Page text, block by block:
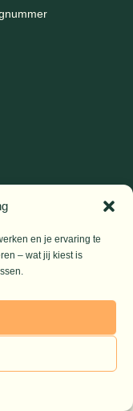
en je ervaring te
– wat jij kiest is
de Jong,